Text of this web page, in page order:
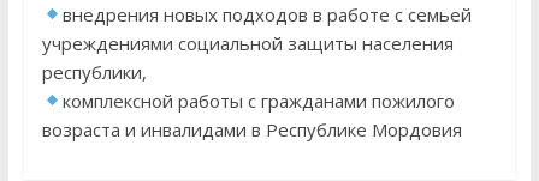
внедрения новых подходов в работе с семьей
учреждениями социальной защиты населения
республики,
комплексной работы с гражданами пожилого
возраста и инвалидами в Республике Мордовия